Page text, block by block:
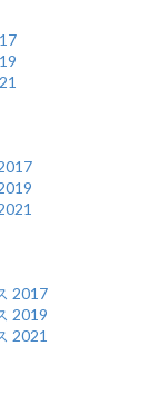
2017
2019
2021